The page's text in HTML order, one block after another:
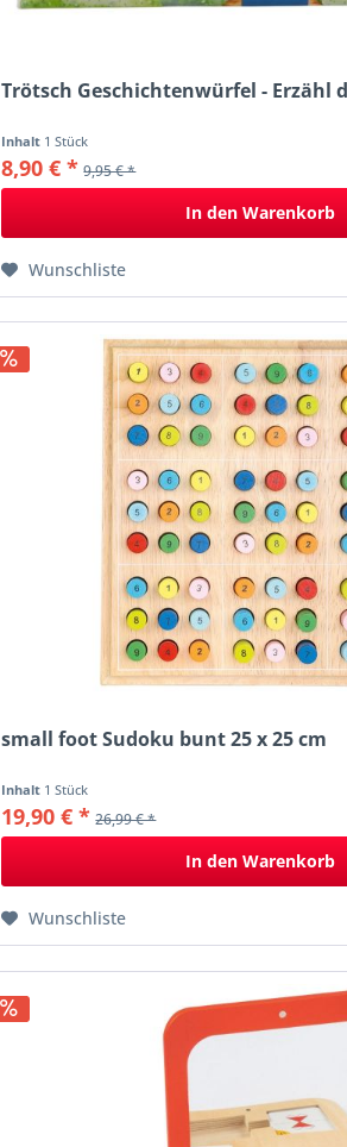
Trötsch Geschichtenwürfel - Erzähl
Inhalt 1 Stück
8,90 € * 9,95 € *
In den Warenkorb
Wunschliste
small foot Sudoku bunt 25 x 25 cm
Inhalt 1 Stück
19,90 € * 26,99 € *
In den Warenkorb
Wunschliste